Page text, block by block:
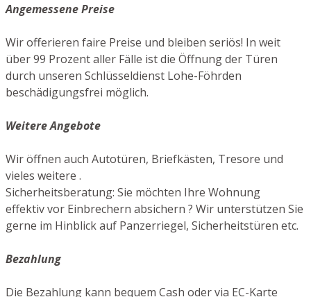
Angemessene Preise
Wir offerieren faire Preise und bleiben seriös! In weit
über 99 Prozent aller Fälle ist die Öffnung der Türen
durch unseren Schlüsseldienst Lohe-Föhrden
beschädigungsfrei möglich.
Weitere Angebote
Wir öffnen auch Autotüren, Briefkästen, Tresore und
vieles weitere .
Sicherheitsberatung: Sie möchten Ihre Wohnung
effektiv vor Einbrechern absichern ? Wir unterstützen Sie
gerne im Hinblick auf Panzerriegel, Sicherheitstüren etc.
Bezahlung
Die Bezahlung kann bequem Cash oder via EC-Karte